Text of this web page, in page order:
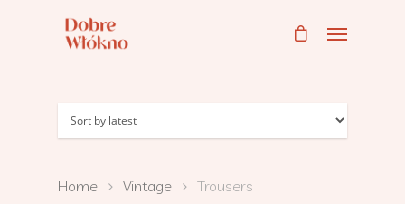
Home Vintage Trousers